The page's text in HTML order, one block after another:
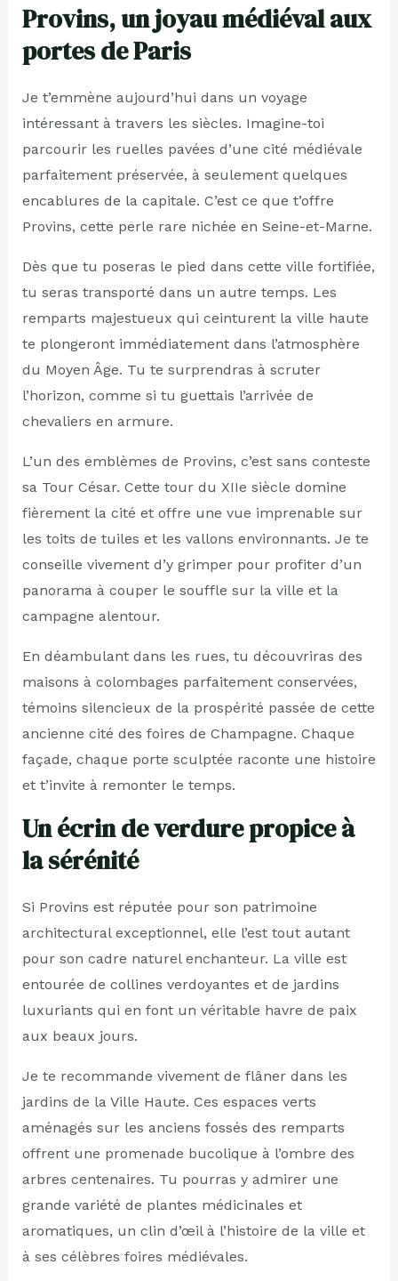
Provins, un joyau médiéval aux
portes de Paris
Je t’emmène aujourd’hui dans un voyage
intéressant à travers les siècles. Imagine-toi
parcourir les ruelles pavées d’une cité médiévale
parfaitement préservée, à seulement quelques
encablures de la capitale. C’est ce que t’offre
Provins, cette perle rare nichée en Seine-et-Marne.
Dès que tu poseras le pied dans cette ville fortifiée,
tu seras transporté dans un autre temps. Les
remparts majestueux qui ceinturent la ville haute
te plongeront immédiatement dans l’atmosphère
du Moyen Âge. Tu te surprendras à scruter
l’horizon, comme si tu guettais l’arrivée de
chevaliers en armure.
L’un des emblèmes de Provins, c’est sans conteste
sa Tour César. Cette tour du XIIe siècle domine
fièrement la cité et offre une vue imprenable sur
les toits de tuiles et les vallons environnants. Je te
conseille vivement d’y grimper pour profiter d’un
panorama à couper le souffle sur la ville et la
campagne alentour.
En déambulant dans les rues, tu découvriras des
maisons à colombages parfaitement conservées,
témoins silencieux de la prospérité passée de cette
ancienne cité des foires de Champagne. Chaque
façade, chaque porte sculptée raconte une histoire
et t’invite à remonter le temps.
Un écrin de verdure propice à
la sérénité
Si Provins est réputée pour son patrimoine
architectural exceptionnel, elle l’est tout autant
pour son cadre naturel enchanteur. La ville est
entourée de collines verdoyantes et de jardins
luxuriants qui en font un véritable havre de paix
aux beaux jours.
Je te recommande vivement de flâner dans les
jardins de la Ville Haute. Ces espaces verts
aménagés sur les anciens fossés des remparts
offrent une promenade bucolique à l’ombre des
arbres centenaires. Tu pourras y admirer une
grande variété de plantes médicinales et
aromatiques, un clin d’œil à l’histoire de la ville et
à ses célèbres foires médiévales.